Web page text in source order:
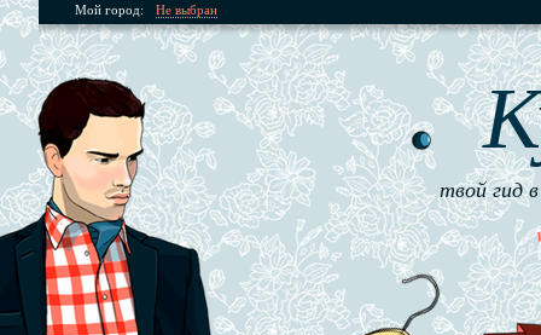
Мой город: Не выбран
твой гид